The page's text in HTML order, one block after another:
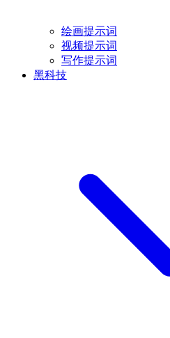
绘画提示词
视频提示词
写作提示词
黑科技